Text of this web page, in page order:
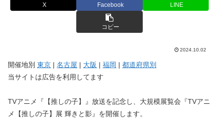
X Facebook LINE
コピー
2024.10.02
開催地別 東京 | 名古屋 | 大阪 | 福岡 | 都道府県別
当サイトは広告を利用してます
TVアニメ『【推しの子】』放送を記念し、大規模展覧会『TVアニ
メ【推しの子】展 輝きと影』を開催します。